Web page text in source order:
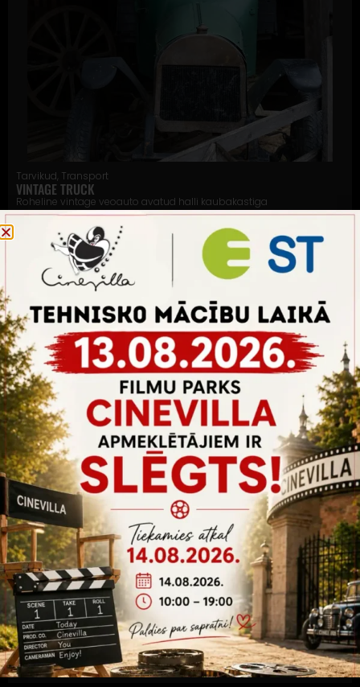
Tarvikud Transport
VINTAGE TRUCK
Roheline vintage veoauto avatud halli kaubakastiga
Rohkem infot
Tarvikud, Transport
VINTAGE VAN 2
Zebra vintage Land Rover Defender van
Rohkem infot